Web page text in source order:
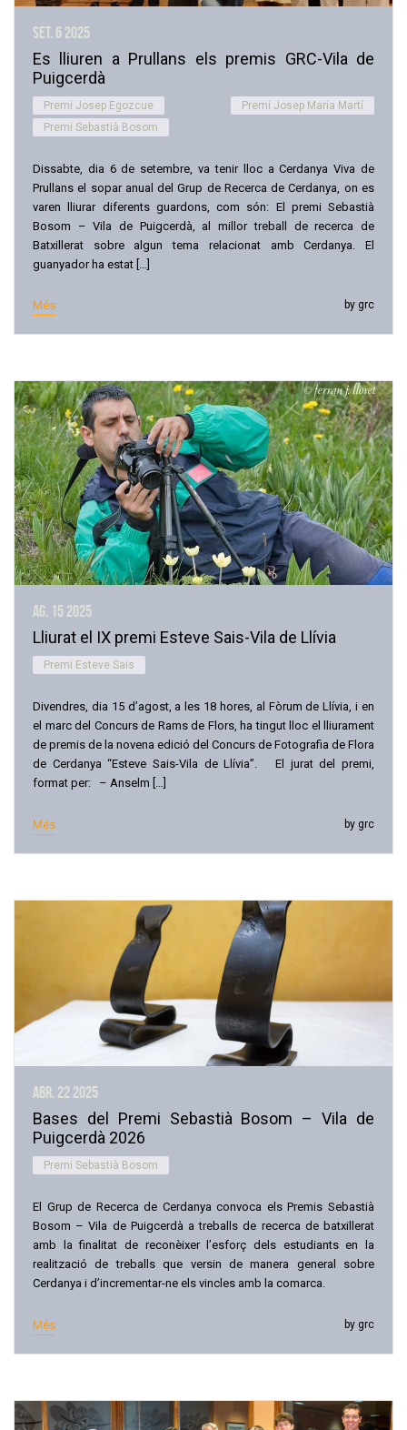
set. 6 2025
Es lliuren a Prullans els premis GRC-Vila de
Puigcerdà
Premi Josep Egozcue
Premi Josep Maria Martí
Premi Sebastià Bosom
Dissabte, dia 6 de setembre, va tenir lloc a Cerdanya Viva de
Prullans el sopar anual del Grup de Recerca de Cerdanya, on es
varen lliurar diferents guardons, com són: El premi Sebastià
Bosom – Vila de Puigcerdà, al millor treball de recerca de
Batxillerat sobre algun tema relacionat amb Cerdanya. El
guanyador ha estat […]
Més by grc
ag. 15 2025
Lliurat el IX premi Esteve Sais-Vila de Llívia
Premi Esteve Sais
Divendres, dia 15 d’agost, a les 18 hores, al Fòrum de Llívia, i en
el marc del Concurs de Rams de Flors, ha tingut lloc el lliurament
de premis de la novena edició del Concurs de Fotografia de Flora
de Cerdanya “Esteve Sais-Vila de Llívia”. El jurat del premi,
format per: – Anselm […]
Més by grc
abr. 22 2025
Bases del Premi Sebastià Bosom – Vila de
Puigcerdà 2026
Premi Sebastià Bosom
El Grup de Recerca de Cerdanya convoca els Premis Sebastià
Bosom – Vila de Puigcerdà a treballs de recerca de batxillerat
amb la finalitat de reconèixer l’esforç dels estudiants en la
realització de treballs que versin de manera general sobre
Cerdanya i d’incrementar-ne els vincles amb la comarca.
Més by grc